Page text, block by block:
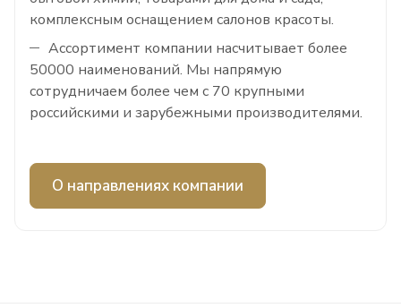
комплексным оснащением салонов красоты.
Ассортимент компании насчитывает более
50000 наименований. Мы напрямую
сотрудничаем более чем с 70 крупными
российскими и зарубежными производителями.
О направлениях компании